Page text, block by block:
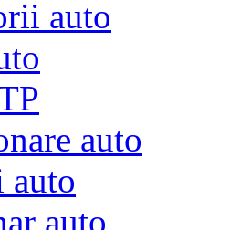
auto
auto
auto
auto